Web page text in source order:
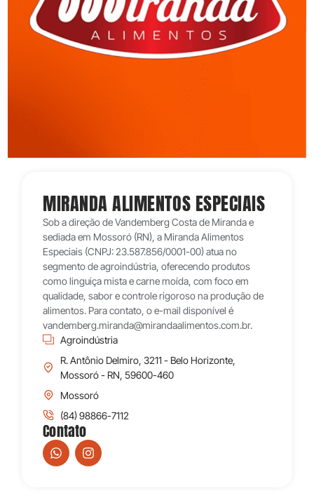
MIRANDA ALIMENTOS ESPECIAIS
Sob a direção de Vandemberg Costa de Miranda e
sediada em Mossoró (RN), a Miranda Alimentos
Especiais (CNPJ: 23.587.856/0001-00) atua no
segmento de agroindústria, oferecendo produtos
como linguiça mista e carne moída, com foco em
qualidade, sabor e controle rigoroso na produção de
alimentos. Para contato, o e-mail disponível é
vandemberg.miranda@mirandaalimentos.com.br.
Agroindústria
R. Antônio Delmiro, 3211 - Belo Horizonte,
Mossoró - RN, 59600-460
Mossoró
(84) 98866-7112
Contato